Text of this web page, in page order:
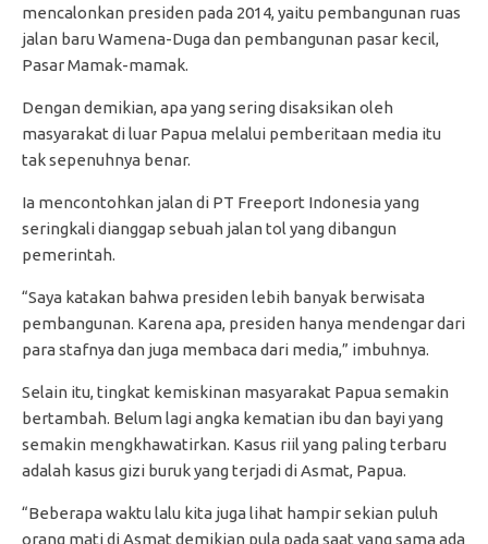
mencalonkan presiden pada 2014, yaitu pembangunan ruas
jalan baru Wamena-Duga dan pembangunan pasar kecil,
Pasar Mamak-mamak.
Dengan demikian, apa yang sering disaksikan oleh
masyarakat di luar Papua melalui pemberitaan media itu
tak sepenuhnya benar.
Ia mencontohkan jalan di PT Freeport Indonesia yang
seringkali dianggap sebuah jalan tol yang dibangun
pemerintah.
“Saya katakan bahwa presiden lebih banyak berwisata
pembangunan. Karena apa, presiden hanya mendengar dari
para stafnya dan juga membaca dari media,” imbuhnya.
Selain itu, tingkat kemiskinan masyarakat Papua semakin
bertambah. Belum lagi angka kematian ibu dan bayi yang
semakin mengkhawatirkan. Kasus riil yang paling terbaru
adalah kasus gizi buruk yang terjadi di Asmat, Papua.
“Beberapa waktu lalu kita juga lihat hampir sekian puluh
orang mati di Asmat demikian pula pada saat yang sama ada